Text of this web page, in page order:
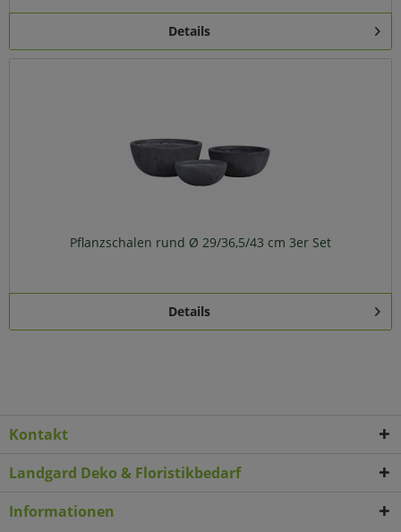
Details
Pflanzschalen rund Ø 29/36,5/43 cm 3er Set
Details
Kontakt
Landgard Deko & Floristikbedarf
Informationen